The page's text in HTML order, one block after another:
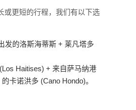
或更短的行程，我们有以下选
发的洛斯海蒂斯 + 莱凡塔多
Haitises) + 来自萨马纳港
卡诺洪多 (Cano Hondo)。